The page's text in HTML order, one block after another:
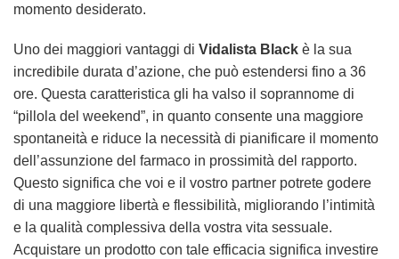
momento desiderato.
Uno dei maggiori vantaggi di Vidalista Black è la sua
incredibile durata d’azione, che può estendersi fino a 36
ore. Questa caratteristica gli ha valso il soprannome di
“pillola del weekend”, in quanto consente una maggiore
spontaneità e riduce la necessità di pianificare il momento
dell’assunzione del farmaco in prossimità del rapporto.
Questo significa che voi e il vostro partner potrete godere
di una maggiore libertà e flessibilità, migliorando l’intimità
e la qualità complessiva della vostra vita sessuale.
Acquistare un prodotto con tale efficacia significa investire